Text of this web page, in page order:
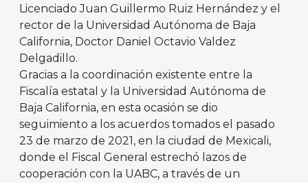
Licenciado Juan Guillermo Ruiz Hernández y el
rector de la Universidad Autónoma de Baja
California, Doctor Daniel Octavio Valdez
Delgadillo.
Gracias a la coordinación existente entre la
Fiscalía estatal y la Universidad Autónoma de
Baja California, en esta ocasión se dio
seguimiento a los acuerdos tomados el pasado
23 de marzo de 2021, en la ciudad de Mexicali,
donde el Fiscal General estrechó lazos de
cooperación con la UABC, a través de un